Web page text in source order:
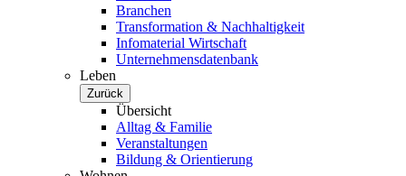
Branchen
Transformation & Nachhaltigkeit
Infomaterial Wirtschaft
Unternehmensdatenbank
Leben
Zurück
Übersicht
Alltag & Familie
Veranstaltungen
Bildung & Orientierung